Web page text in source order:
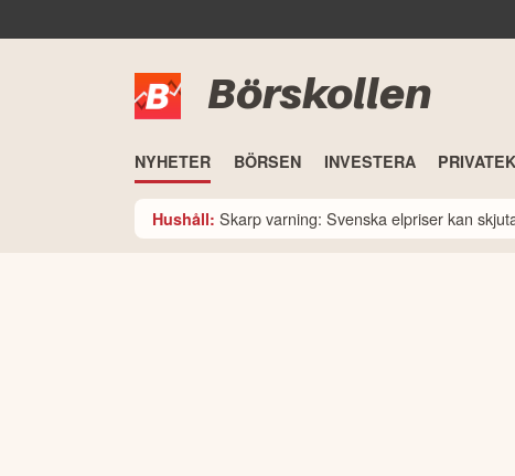
Börskollen
NYHETER BÖRSEN INVESTERA
Hushåll: Skarp varning: Svenska elpriser kan